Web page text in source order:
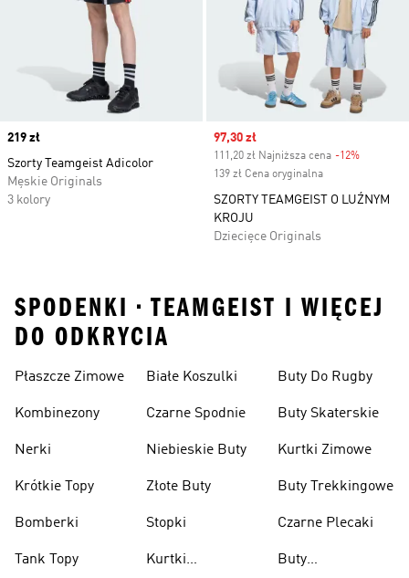
Price
219 zł
Szorty Teamgeist Adicolor
Męskie Originals
3 kolory
Sale price
97,30 zł
111,20 zł Najniższa cena -12%
139 zł Cena oryginalna
SZORTY TEAMGEIST O LUŹNYM
KROJU
Dziecięce Originals
SPODENKI • TEAMGEIST I WIĘCEJ
DO ODKRYCIA
Płaszcze Zimowe
Kombinezony
Nerki
Krótkie Topy
Bomberki
Tank Topy
Białe Koszulki
Czarne Spodnie
Niebieskie Buty
Złote Buty
Stopki
Kurtki
Buty Do Rugby
Buty Skaterskie
Kurtki Zimowe
Buty Trekkingowe
Czarne Plecaki
Buty